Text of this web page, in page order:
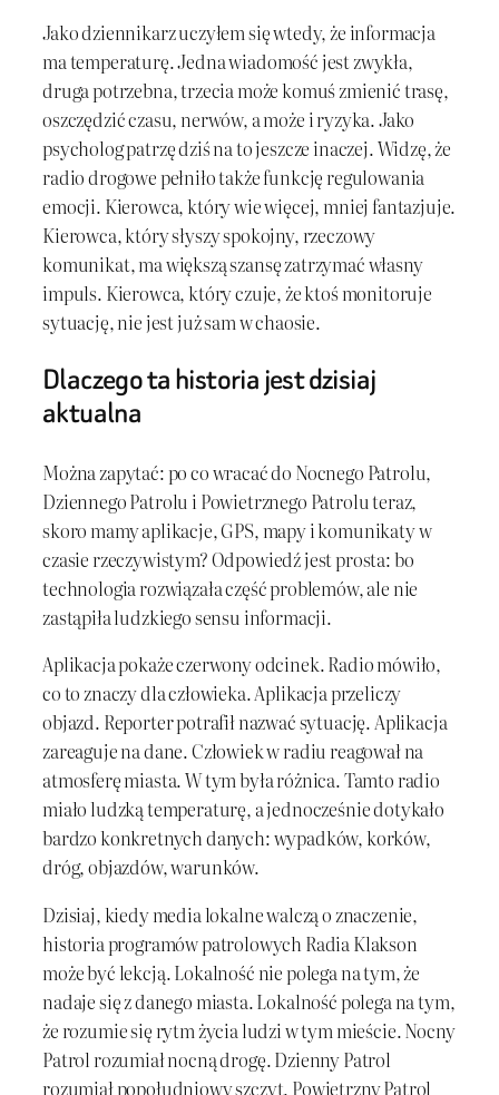
Jako dziennikarz uczyłem się wtedy, że informacja
ma temperaturę. Jedna wiadomość jest zwykła,
druga potrzebna, trzecia może komuś zmienić trasę,
oszczędzić czasu, nerwów, a może i ryzyka. Jako
psycholog patrzę dziś na to jeszcze inaczej. Widzę, że
radio drogowe pełniło także funkcję regulowania
emocji. Kierowca, który wie więcej, mniej fantazjuje.
Kierowca, który słyszy spokojny, rzeczowy
komunikat, ma większą szansę zatrzymać własny
impuls. Kierowca, który czuje, że ktoś monitoruje
sytuację, nie jest już sam w chaosie.
Dlaczego ta historia jest dzisiaj
aktualna
Można zapytać: po co wracać do Nocnego Patrolu,
Dziennego Patrolu i Powietrznego Patrolu teraz,
skoro mamy aplikacje, GPS, mapy i komunikaty w
czasie rzeczywistym? Odpowiedź jest prosta: bo
technologia rozwiązała część problemów, ale nie
zastąpiła ludzkiego sensu informacji.
Aplikacja pokaże czerwony odcinek. Radio mówiło,
co to znaczy dla człowieka. Aplikacja przeliczy
objazd. Reporter potrafił nazwać sytuację. Aplikacja
zareaguje na dane. Człowiek w radiu reagował na
atmosferę miasta. W tym była różnica. Tamto radio
miało ludzką temperaturę, a jednocześnie dotykało
bardzo konkretnych danych: wypadków, korków,
dróg, objazdów, warunków.
Dzisiaj, kiedy media lokalne walczą o znaczenie,
historia programów patrolowych Radia Klakson
może być lekcją. Lokalność nie polega na tym, że
nadaje się z danego miasta. Lokalność polega na tym,
że rozumie się rytm życia ludzi w tym mieście. Nocny
Patrol rozumiał nocną drogę. Dzienny Patrol
rozumiał popołudniowy szczyt. Powietrzny Patrol